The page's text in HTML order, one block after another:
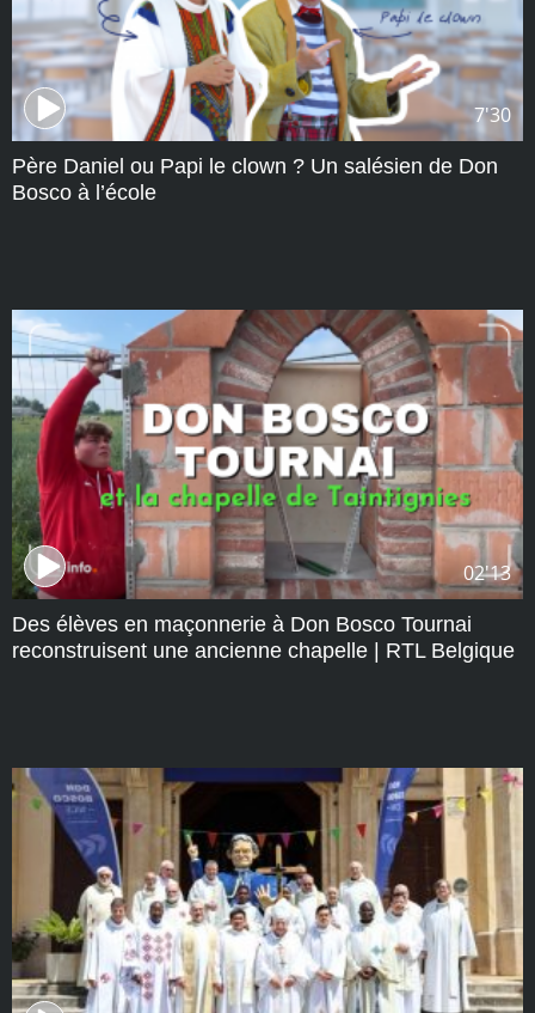
7'30
Père Daniel ou Papi le clown ? Un salésien de Don
Bosco à l’école
02'13
Des élèves en maçonnerie à Don Bosco Tournai
reconstruisent une ancienne chapelle | RTL Belgique